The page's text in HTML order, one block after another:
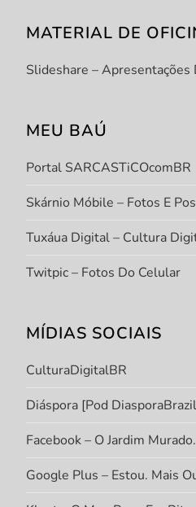
MATERIAL DE
Slideshare – Apresentações
MEU BAÚ
Portal SARCASTiCOcomBR
Skárnio Móbile – Fotos E
Tuxáua Digital – Cultura
Twitpic – Fotos Do Celular
MÍDIAS SOCIAIS
CulturaDigitalBR
Diáspora [Pod
Facebook – O Jardim Murado.
Google Plus – Estou. Mais